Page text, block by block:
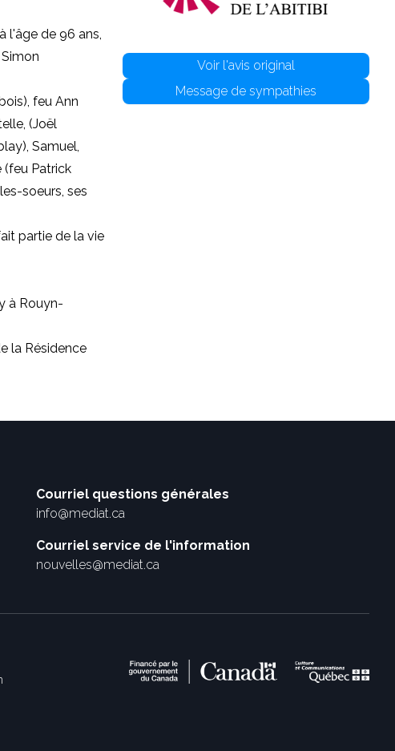
l'âge de 96 ans,
feu Ann
(Joël
Samuel,
(feu Patrick
soeurs, ses
partie de la vie
à Rouyn-
la Résidence
Voir l'avis original
Message de sympathies
Courriel questions générales
info@mediat.ca
Courriel service de l'information
nouvelles@mediat.ca